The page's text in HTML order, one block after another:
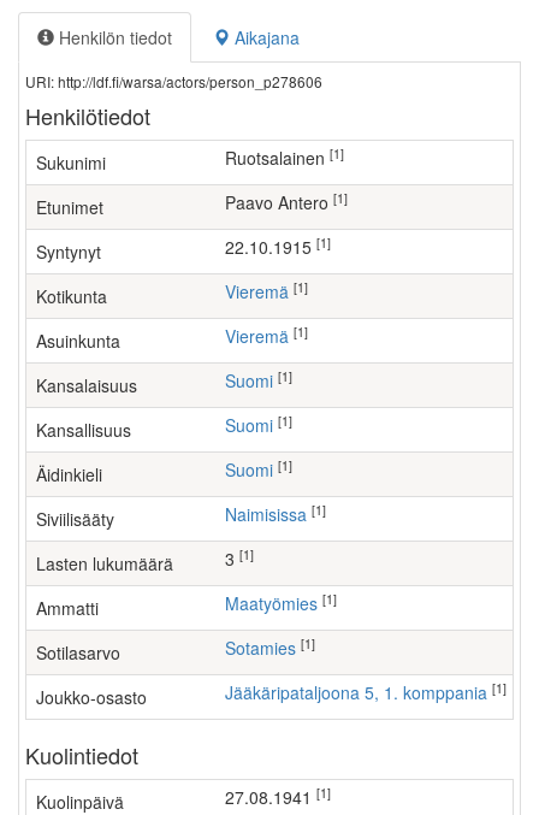
Henkilön tiedot Aikajana
URI: http://ldf.fi/warsa/actors/person_p278606
Henkilötiedot
Sukunimi Ruotsalainen [1]
Etunimet Paavo Antero [1]
Syntynyt 22.10.1915 [1]
Kotikunta Vieremä [1]
Asuinkunta Vieremä [1]
Kansalaisuus Suomi [1]
Kansallisuus Suomi [1]
Äidinkieli Suomi [1]
Siviilisääty Naimisissa [1]
Lasten lukumäärä [1]
Ammatti maatyömies [1]
Sotilasarvo Sotamies [1]
Joukko-osasto Jääkäripataljoona 5, 1. komppania [1]
Kuolintiedot
Kuolinpäivä 27.08.1941 [1]